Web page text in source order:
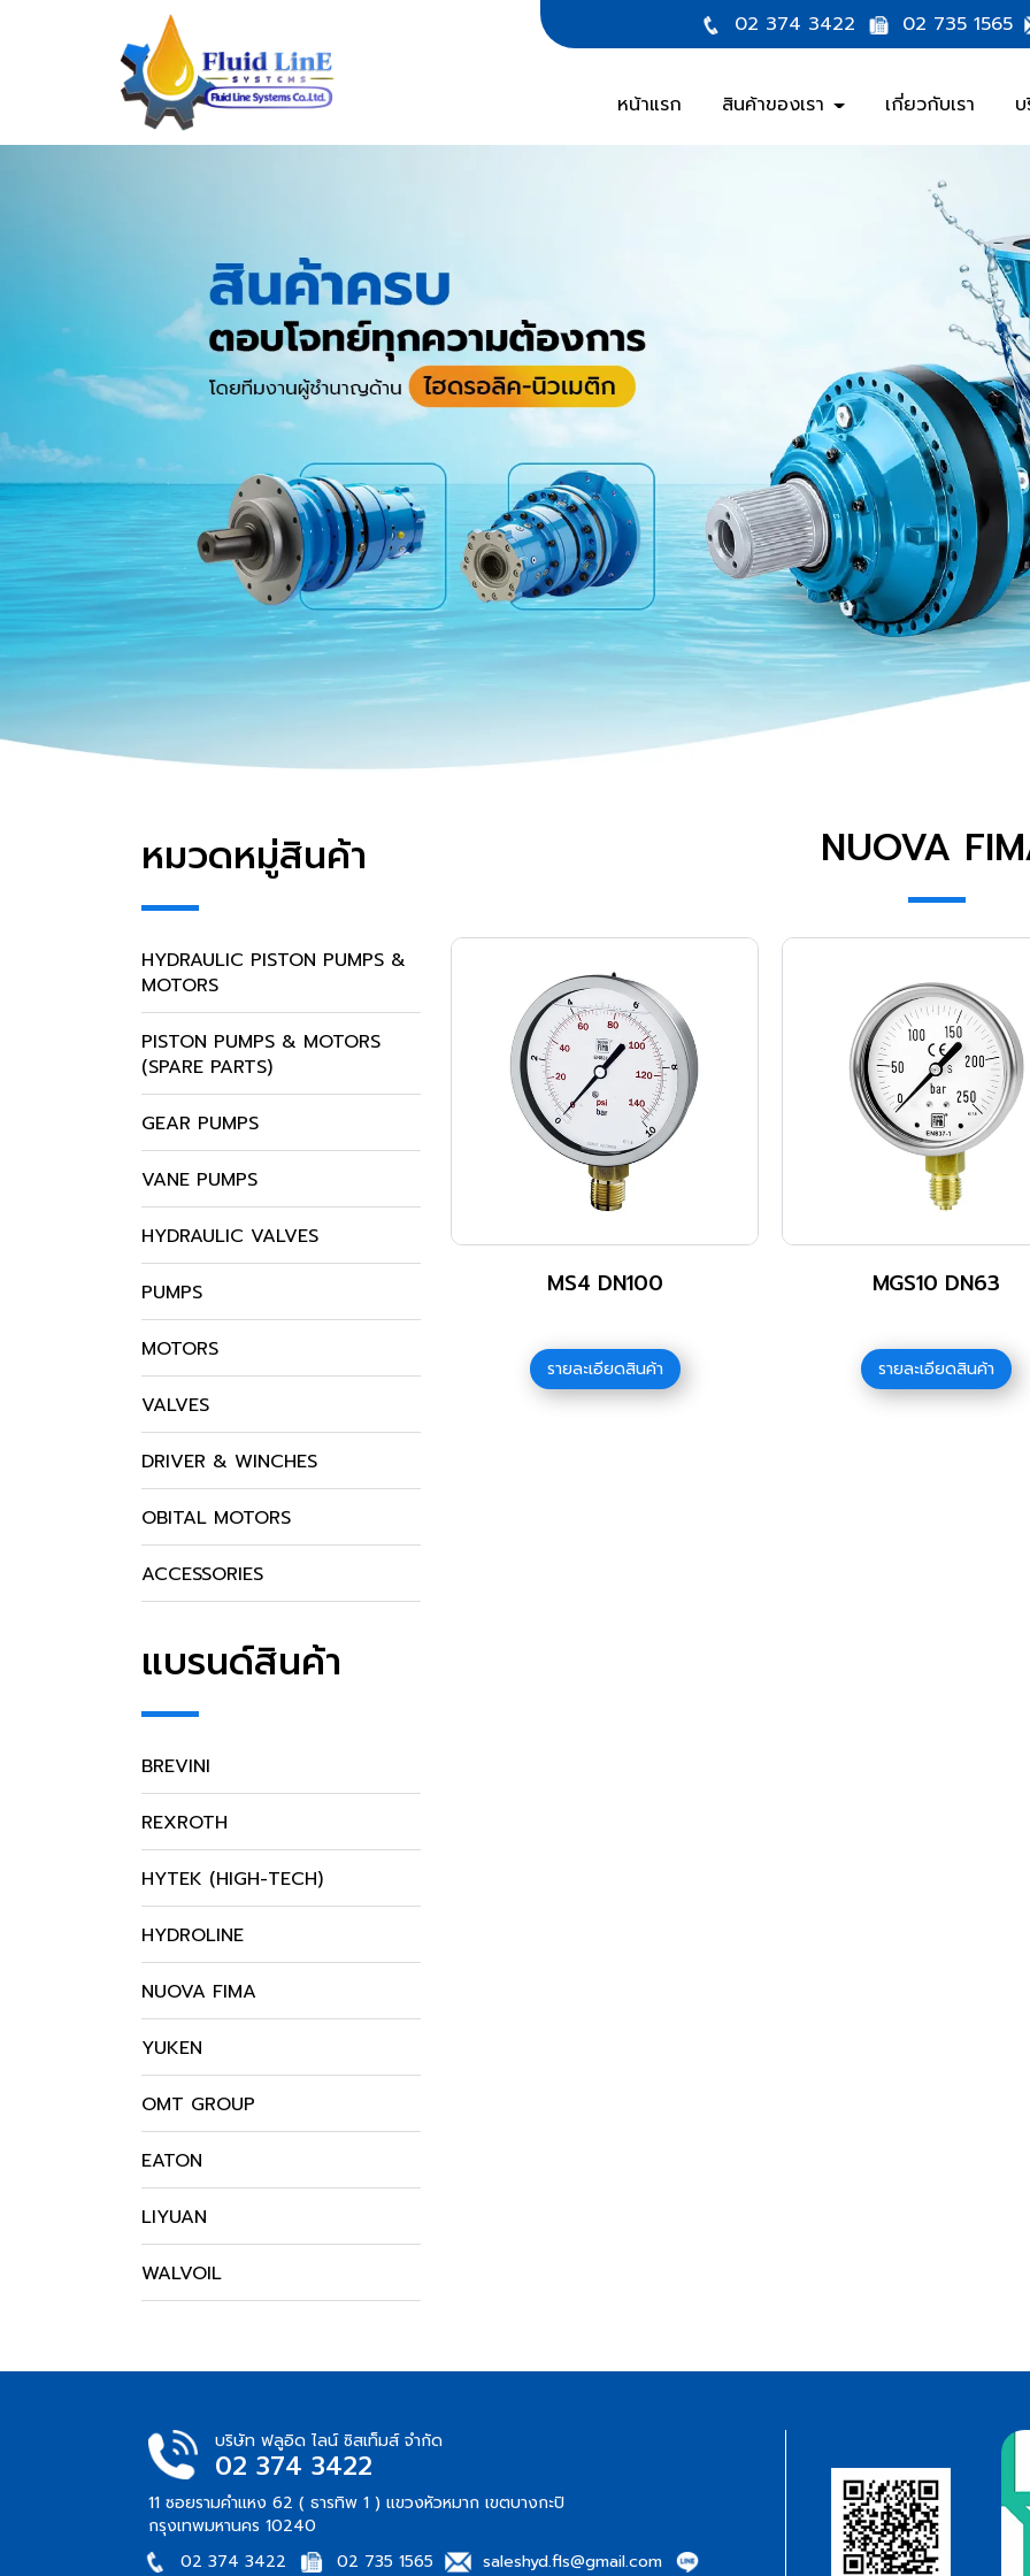
หน้าแรก สินค้าของเรา เกี่ยวกับเรา
02 374 3422 02 735 1565
หมวดหมู่สินค้า
HYDRAULIC PISTON PUMPS &
MOTORS
PISTON PUMPS & MOTORS
(SPARE PARTS)
GEAR PUMPS
VANE PUMPS
HYDRAULIC VALVES
PUMPS
MOTORS
VALVES
DRIVER & WINCHES
OBITAL MOTORS
ACCESSORIES
แบรนด์สินค้า
BREVINI
REXROTH
HYTEK (HIGH-TECH)
HYDROLINE
NUOVA FIMA
YUKEN
OMT GROUP
EATON
LIYUAN
WALVOIL
NUOVA
MS4 DN100
รายละเอียดสินค้า
MGS10 DN63
รายละเอียดสินค้า
บริษัท ฟลูอิด ไลน์ ซิสเท็มส์ จำกัด
02 374 3422
11 ซอยรามคำแหง 62 ( ธารทิพ 1 ) แขวงหัวหมาก เขตบางกะปิ
กรุงเทพมหานคร 10240
02 374 3422
02 735 1565
saleshyd.fls@gmail.com